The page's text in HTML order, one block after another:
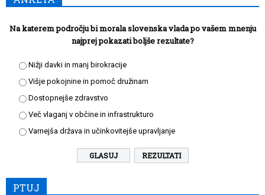
Na katerem področju bi morala slovenska vlada po vašem mnenju
najprej pokazati boljše rezultate?
Nižji davki in manj birokracije
Višje pokojnine in pomoč družinam
Dostopnejše zdravstvo
Več vlaganj v občine in infrastrukturo
Varnejša država in učinkovitejše upravljanje
REZULTATI
PTUJ